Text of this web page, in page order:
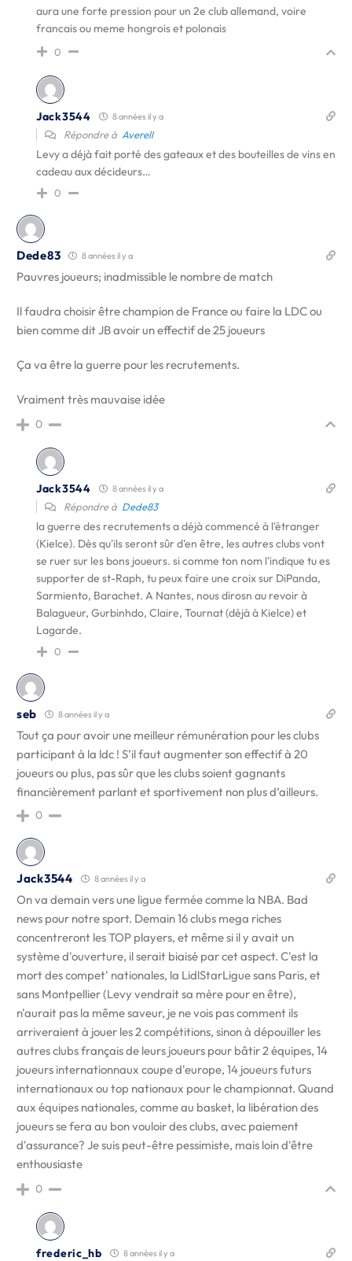
aura une forte pression pour un 2e club allemand, voire
francais ou meme hongrois et polonais
0
Jack3544 8 années il y a
Répondre à Averell
Levy a déjà fait porté des gateaux et des bouteilles de vins en
cadeau aux décideurs…
0
Dede83 8 années il y a
Pauvres joueurs; inadmissible le nombre de match
Il faudra choisir être champion de France ou faire la LDC ou
bien comme dit JB avoir un effectif de 25 joueurs
Ça va être la guerre pour les recrutements.
Vraiment très mauvaise idée
0
Jack3544 8 années il y a
Répondre à Dede83
la guerre des recrutements a déjà commencé à l'étranger
(Kielce). Dès qu'ils seront sûr d'en être, les autres clubs vont
se ruer sur les bons joueurs. si comme ton nom l'indique tu es
supporter de st-Raph, tu peux faire une croix sur DiPanda,
Sarmiento, Barachet. A Nantes, nous dirosn au revoir à
Balagueur, Gurbinhdo, Claire, Tournat (déjà à Kielce) et
Lagarde.
0
seb 8 années il y a
Tout ça pour avoir une meilleur rémunération pour les clubs
participant à la ldc ! S’il faut augmenter son effectif à 20
joueurs ou plus, pas sûr que les clubs soient gagnants
financièrement parlant et sportivement non plus d’ailleurs.
0
Jack3544 8 années il y a
On va demain vers une ligue fermée comme la NBA. Bad
news pour notre sport. Demain 16 clubs mega riches
concentreront les TOP players, et même si il y avait un
système d'ouverture, il serait biaisé par cet aspect. C'est la
mort des compet' nationales, la LidlStarLigue sans Paris, et
sans Montpellier (Levy vendrait sa mère pour en être),
n'aurait pas la même saveur, je ne vois pas comment ils
arriveraient à jouer les 2 compétitions, sinon à dépouiller les
autres clubs français de leurs joueurs pour bâtir 2 équipes, 14
joueurs internationnaux coupe d'europe, 14 joueurs futurs
internationaux ou top nationaux pour le championnat. Quand
aux équipes nationales, comme au basket, la libération des
joueurs se fera au bon vouloir des clubs, avec paiement
d'assurance? Je suis peut-être pessimiste, mais loin d'être
enthousiaste
0
frederic_hb 8 années il y a